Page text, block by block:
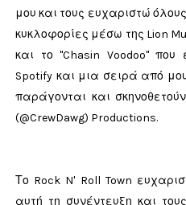
μου και τους ευχαριστώ
κυκλοφορίες μέσω της Lion
και το "Chasin Voodoo"
Spotify και μια σειρά από
παράγονται και
(@CrewDawg) Productions.
Το Rock N' Roll Town
αυτή τη συνέντευξη και